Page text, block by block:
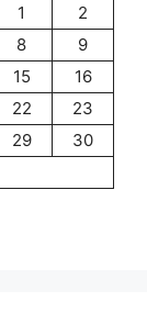
1
2
8
9
15
16
22
23
29
30